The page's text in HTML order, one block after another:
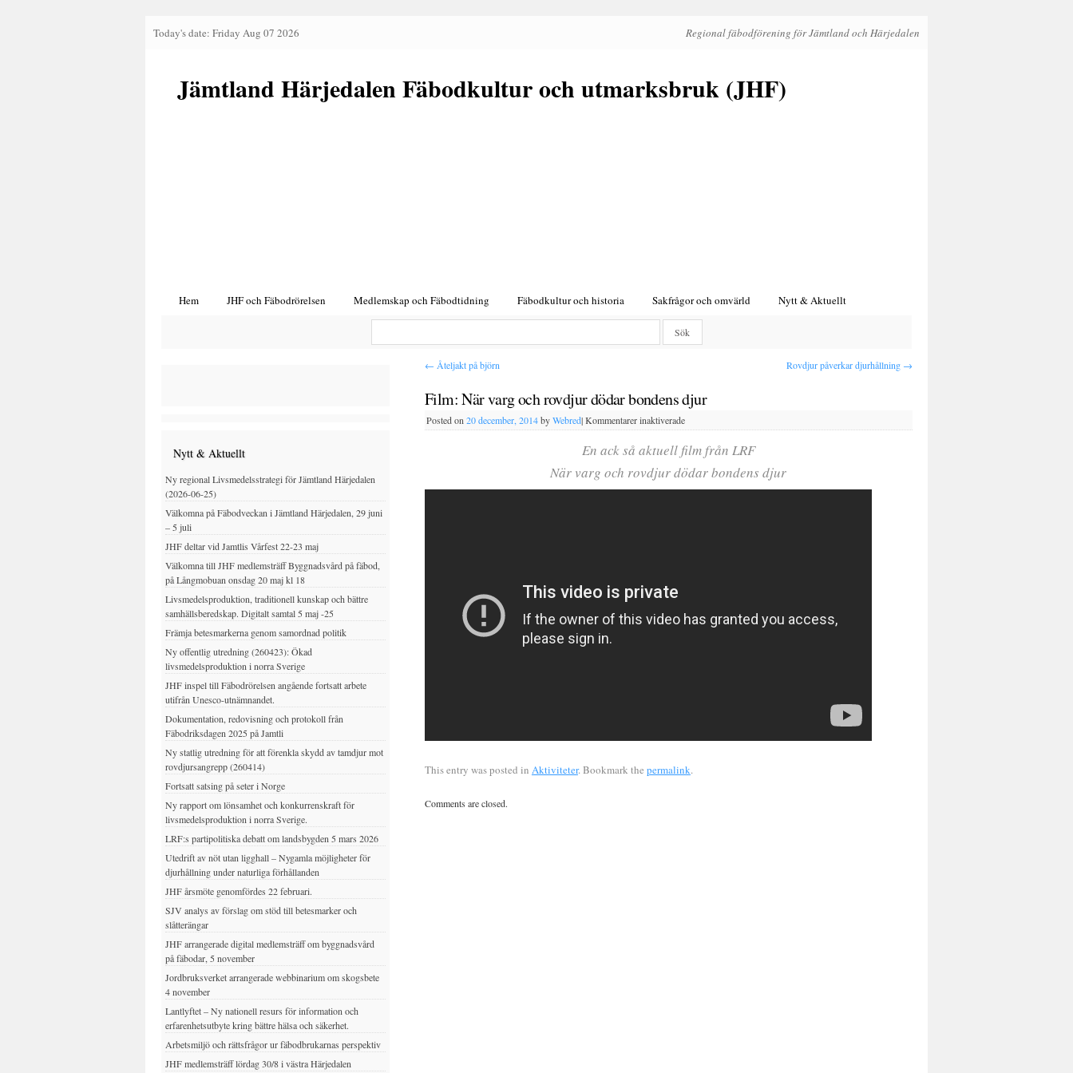
Regional fäbodförening för Jämtland och Härjedalen
Today's date: Friday Aug 07 2026
Jämtland Härjedalen Fäbodkultur och utmarksbruk (JHF)
Hem JHF och Fäbodrörelsen Medlemskap och Fäbodtidning Fäbodkultur och historia Sakfrågor och omvärld Nytt & Aktuellt
← Åteljakt på björn Rovdjur påverkar djurhållning →
Film: När varg och rovdjur dödar bondens djur
Posted on20 december, 2014byWebred|Kommentarer inaktiverade
En ack så aktuell film från LRF
När varg och rovdjur dödar bondens djur
This entry was posted in Aktiviteter. Bookmark the permalink.
Comments are closed.
Nytt & Aktuellt
Ny regional Livsmedelsstrategi för Jämtland Härjedalen
(2026-06-25)
Välkomna på Fäbodveckan i Jämtland Härjedalen, 29 juni
– 5 juli
JHF deltar vid Jamtlis Vårfest 22-23 maj
Välkomna till JHF medlemsträff Byggnadsvård på fäbod,
på Långmobuan onsdag 20 maj kl 18
Livsmedelsproduktion, traditionell kunskap och bättre
samhällsberedskap. Digitalt samtal 5 maj -25
Främja betesmarkerna genom samordnad politik
Ny offentlig utredning (260423): Ökad
livsmedelsproduktion i norra Sverige
JHF inspel till Fäbodrörelsen angående fortsatt arbete
utifrån Unesco-utnämnandet.
Dokumentation, redovisning och protokoll från
Fäbodriksdagen 2025 på Jamtli
Ny statlig utredning för att förenkla skydd av tamdjur mot
rovdjursangrepp (260414)
Fortsatt satsing på seter i Norge
Ny rapport om lönsamhet och konkurrenskraft för
livsmedelsproduktion i norra Sverige.
LRF:s partipolitiska debatt om landsbygden 5 mars 2026
Utedrift av nöt utan ligghall – Nygamla möjligheter för
djurhållning under naturliga förhållanden
JHF årsmöte genomfördes 22 februari.
SJV analys av förslag om stöd till betesmarker och
slåtterängar
JHF arrangerade digital medlemsträff om byggnadsvård
på fäbodar, 5 november
Jordbruksverket arrangerade webbinarium om skogsbete
4 november
Lantlyftet – Ny nationell resurs för information och
erfarenhetsutbyte kring bättre hälsa och säkerhet.
Arbetsmiljö och rättsfrågor ur fäbodbrukarnas perspektiv
JHF medlemsträff lördag 30/8 i västra Härjedalen